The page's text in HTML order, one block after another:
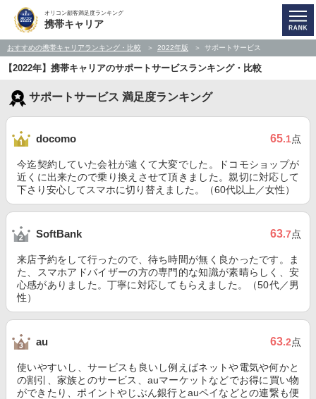
オリコン顧客満足度ランキング
携帯キャリア
おすすめの携帯キャリアランキング・比較 2022年版 サポートサービス
【2022年】携帯キャリアのサポートサービスランキング・比較
サポートサービス 満足度ランキング
docomo 65.1点
今迄契約していた会社が遠くて大変でした。ドコモショップが
近くに出来たので乗り換えさせて頂きました。親切に対応して
下さり安心してスマホに切り替えました。（60代以上／女性）
SoftBank 63.7点
来店予約をして行ったので、待ち時間が無く良かったです。ま
た、スマホアドバイザーの方の専門的な知識が素晴らしく、安
心感がありました。丁寧に対応してもらえました。（50代／男
性）
au 63.2点
使いやすいし、サービスも良いし例えばネットや電気や何かと
の割引、家族とのサービス、auマーケットなどでお得に買い物
ができたり、ポイントやじぶん銀行とauペイなどとの連繋も便